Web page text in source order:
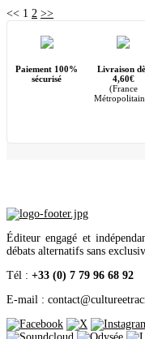
<< 1 2 >>
Paiement 100%
sécurisé
Livraison
4,60€
(France
Éditeur engagé et
débats alternatifs sans
Tél : +33 (0) 7 79 96 68 92
E-mail : contact@